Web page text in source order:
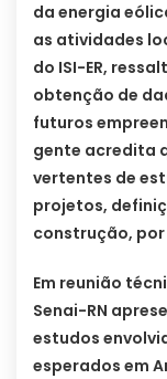
da energia
as atividades
do ISI-ER,
obtenção de
futuros
gente acredita
vertentes de
projetos,
construção,
Em reunião
Senai-RN
estudos
esperados em